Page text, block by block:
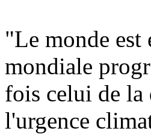
"Le monde est
mondiale
fois celui de la
l'urgence